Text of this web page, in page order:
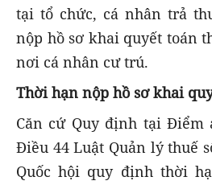
tại tổ chức, cá nhân trả
nộp hồ sơ khai quyết toán
nơi cá nhân cư trú.
Thời hạn nộp hồ sơ khai
Căn cứ Quy định tại Điểm
Điều 44 Luật Quản lý thuế
Quốc hội quy định thời